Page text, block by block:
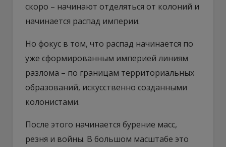
скоро – начинают отделяться от колоний и
начинается распад империи.
Но фокус в том, что распад начинается по
уже сформированным империей линиям
разлома – по границам территориальных
образований, искусственно созданными
колонистами.
После этого начинается бурение масс,
резня и войны. В большом масштабе это